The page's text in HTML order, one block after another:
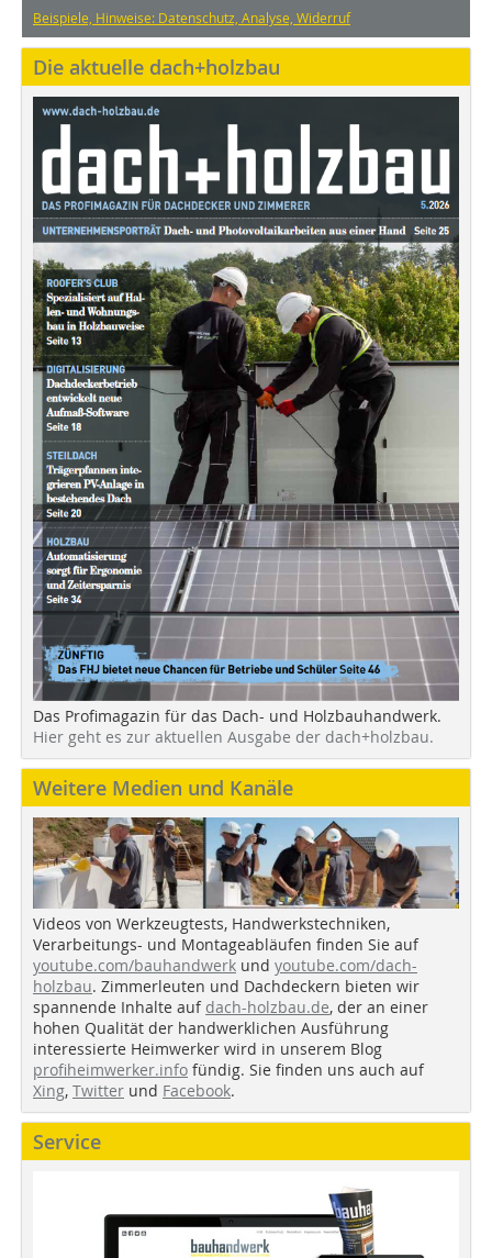
Beispiele, Hinweise: Datenschutz, Analyse, Widerruf
Die aktuelle dach+holzbau
Das Profimagazin für das Dach- und Holzbauhandwerk.
Hier geht es zur aktuellen Ausgabe der dach+holzbau.
Weitere Medien und Kanäle
Videos von Werkzeugtests, Handwerkstechniken,
Verarbeitungs- und Montageabläufen finden Sie auf
youtube.com/bauhandwerk und youtube.com/dach-
holzbau. Zimmerleuten und Dachdeckern bieten wir
spannende Inhalte auf dach-holzbau.de, der an einer
hohen Qualität der handwerklichen Ausführung
interessierte Heimwerker wird in unserem Blog
profiheimwerker.info fündig. Sie finden uns auch auf
Xing, Twitter und Facebook.
Service